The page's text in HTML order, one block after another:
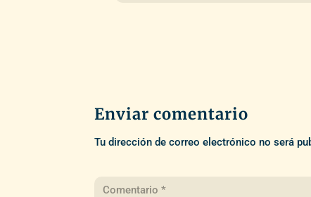
Enviar comentario
Tu dirección de correo electrónico no será